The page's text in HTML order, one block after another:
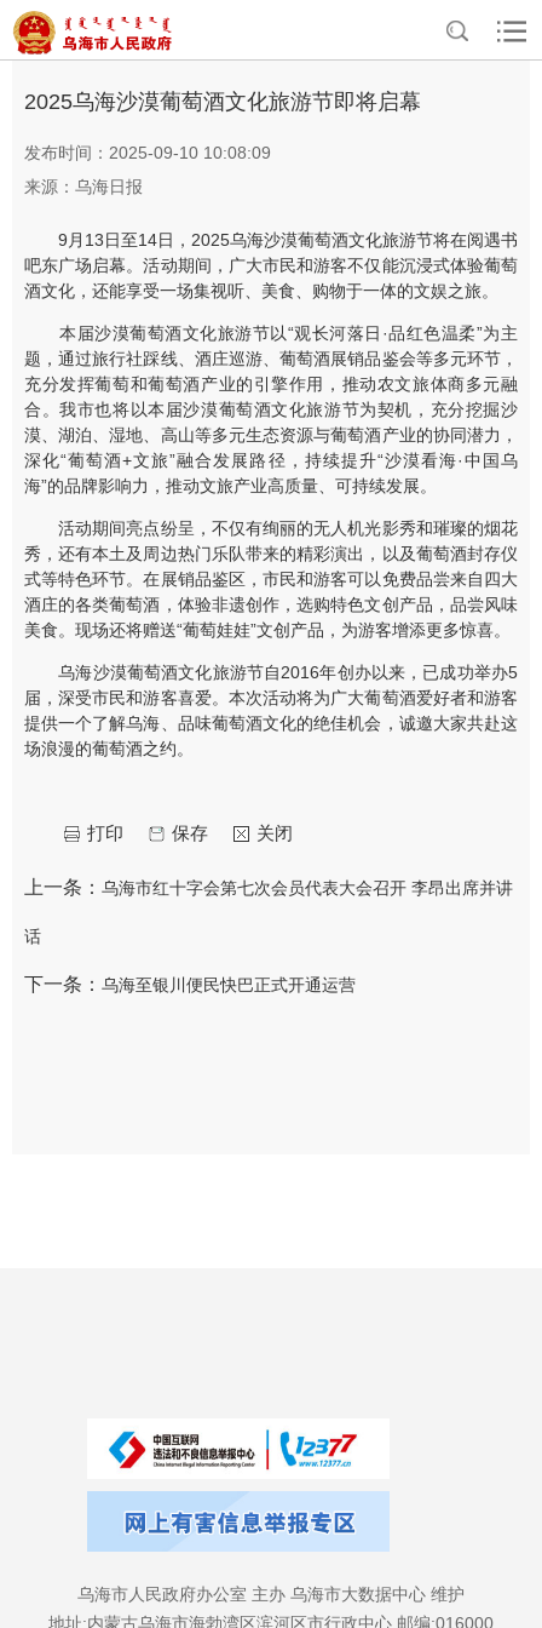
首页>资讯中心 > 乌海要闻
2025乌海沙漠葡萄酒文化旅游节即将启幕
发布时间：2025-09-10 10:08:09
来源：乌海日报
9月13日至14日，2025乌海沙漠葡萄酒文化旅游节将在阅遇书
吧东广场启幕。活动期间，广大市民和游客不仅能沉浸式体验葡萄
酒文化，还能享受一场集视听、美食、购物于一体的文娱之旅。
本届沙漠葡萄酒文化旅游节以“观长河落日·品红色温柔”为主
题，通过旅行社踩线、酒庄巡游、葡萄酒展销品鉴会等多元环节，
充分发挥葡萄和葡萄酒产业的引擎作用，推动农文旅体商多元融
合。我市也将以本届沙漠葡萄酒文化旅游节为契机，充分挖掘沙
漠、湖泊、湿地、高山等多元生态资源与葡萄酒产业的协同潜力，
深化“葡萄酒+文旅”融合发展路径，持续提升“沙漠看海·中国乌
海”的品牌影响力，推动文旅产业高质量、可持续发展。
活动期间亮点纷呈，不仅有绚丽的无人机光影秀和璀璨的烟花
秀，还有本土及周边热门乐队带来的精彩演出，以及葡萄酒封存仪
式等特色环节。在展销品鉴区，市民和游客可以免费品尝来自四大
酒庄的各类葡萄酒，体验非遗创作，选购特色文创产品，品尝风味
美食。现场还将赠送“葡萄娃娃”文创产品，为游客增添更多惊喜。
乌海沙漠葡萄酒文化旅游节自2016年创办以来，已成功举办5
届，深受市民和游客喜爱。本次活动将为广大葡萄酒爱好者和游客
提供一个了解乌海、品味葡萄酒文化的绝佳机会，诚邀大家共赴这
场浪漫的葡萄酒之约。
关闭
保存
打印
上一条： 乌海市红十字会第七次会员代表大会召开 李昂出席并讲
话
下一条： 乌海至银川便民快巴正式开通运营
乌海市人民政府办公室 主办 乌海市大数据中心 维护
地址:内蒙古乌海市海勃湾区滨河区市行政中心 邮编:016000